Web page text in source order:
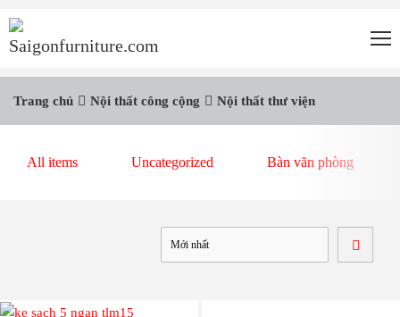
Trang chủ Nội thất công cộng Nội thất thư viện
All items Uncategorized Bàn văn phòng